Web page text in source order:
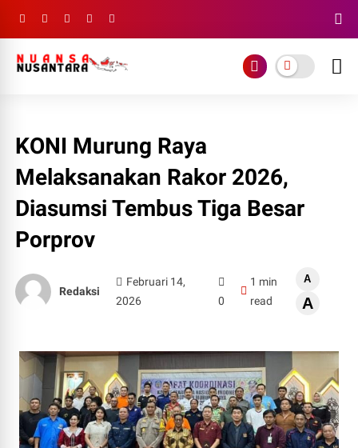
KONI Murung Raya
Melaksanakan Rakor 2026,
Diasumsi Tembus Tiga Besar
Porprov
Redaksi
Februari 14,
2026
0
1 min
read
A
A